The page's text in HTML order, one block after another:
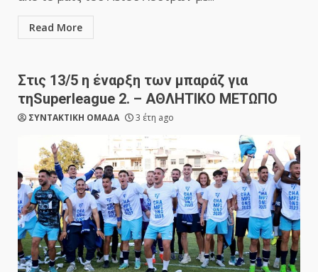
Read More
Στις 13/5 η έναρξη των μπαράζ για
τηSuperleague 2. – ΑΘΛΗΤΙΚΟ ΜΕΤΩΠΟ
ΣΥΝΤΑΚΤΙΚΗ ΟΜΑΔΑ 3 έτη ago